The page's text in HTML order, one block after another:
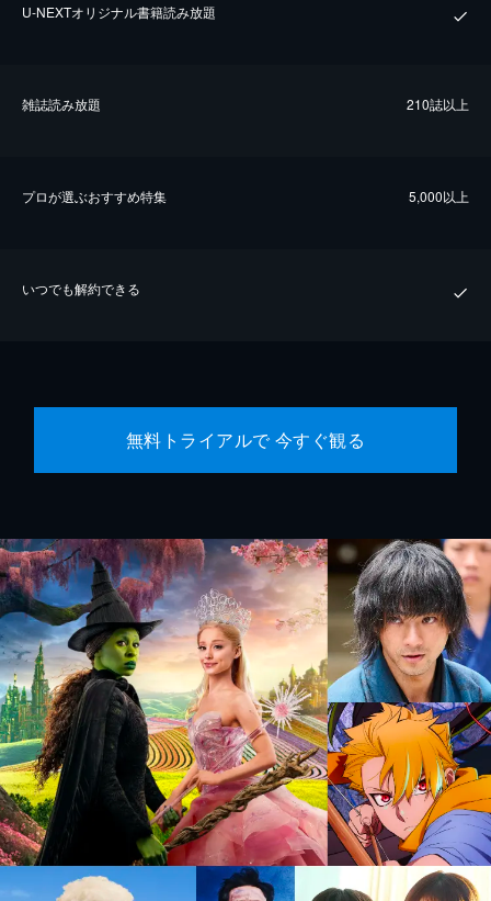
U-NEXTオリジナル書籍読み放題
雑誌読み放題 210誌以上
プロが選ぶおすすめ特集 5,000以上
いつでも解約できる
無料トライアルで 今すぐ観る